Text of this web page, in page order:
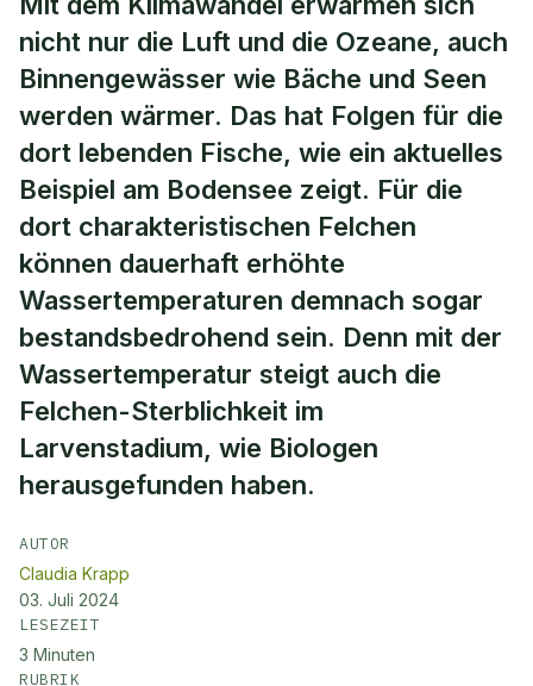
Steigende Wassertemperaturen
gefährden Fische im Bodensee
nicht nur die Luft und die Ozeane, auch
Binnengewässer wie Bäche und Seen
werden wärmer. Das hat Folgen für die
dort lebenden Fische, wie ein aktuelles
Beispiel am Bodensee zeigt. Für die
dort charakteristischen Felchen
können dauerhaft erhöhte
Wassertemperaturen demnach sogar
bestandsbedrohend sein. Denn mit der
Wassertemperatur steigt auch die
Felchen-Sterblichkeit im
Larvenstadium, wie Biologen
herausgefunden haben.
AUTOR
Claudia Krapp
03. Juli 2024
LESEZEIT
3 Minuten
RUBRIK